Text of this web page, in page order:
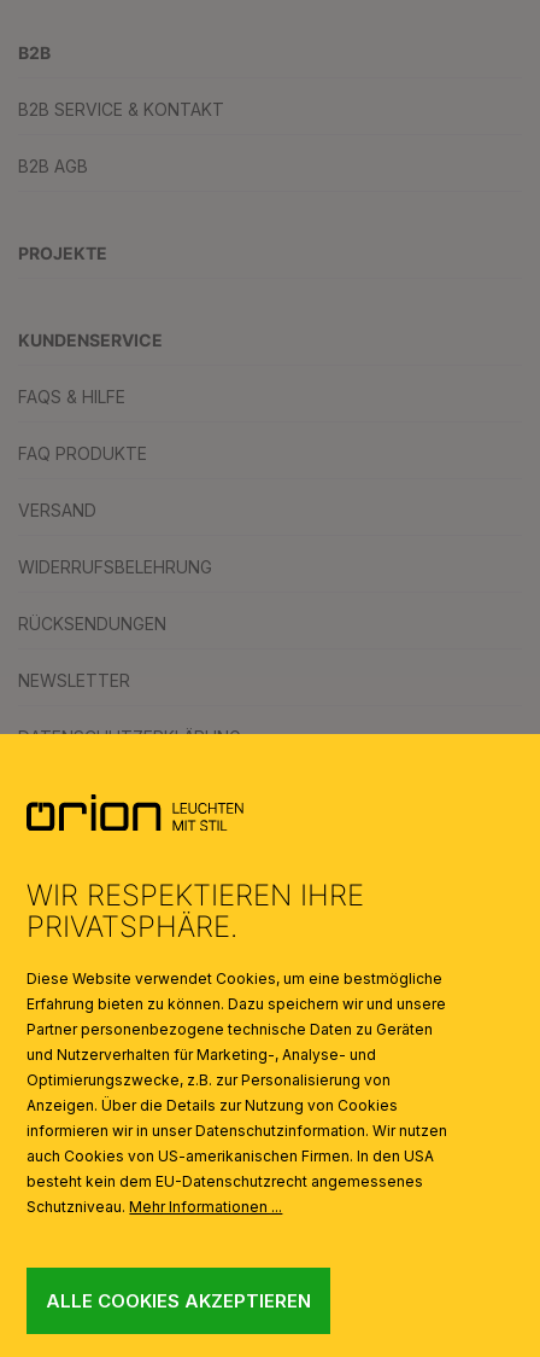
B2B
B2B SERVICE & KONTAKT
B2B AGB
PROJEKTE
KUNDENSERVICE
FAQS & HILFE
FAQ PRODUKTE
VERSAND
WIDERRUFSBELEHRUNG
RÜCKSENDUNGEN
NEWSLETTER
DATENSCHUTZERKLÄRUNG
KATALOGE
AI
WIR RESPEKTIEREN IHRE
PRIVATSPHÄRE.
Diese Website verwendet Cookies, um eine bestmögliche
Erfahrung bieten zu können. Dazu speichern wir und unsere
Partner personenbezogene technische Daten zu Geräten
und Nutzerverhalten für Marketing-, Analyse- und
Optimierungszwecke, z.B. zur Personalisierung von
Anzeigen. Über die Details zur Nutzung von Cookies
informieren wir in unser Datenschutzinformation. Wir nutzen
auch Cookies von US-amerikanischen Firmen. In den USA
besteht kein dem EU-Datenschutzrecht angemessenes
Schutzniveau.Mehr Informationen ...
ALLE COOKIES AKZEPTIEREN